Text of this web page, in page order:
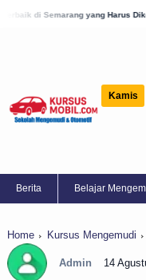
Harus Diketahui! 9 Bengkel
Kamis
Berita Belajar
Home Kursus Mengemudi
Admin 14